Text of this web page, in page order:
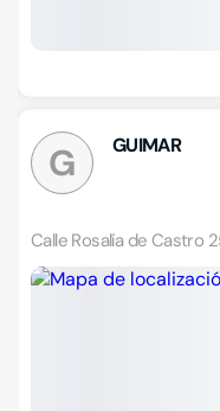
G GUIMAR
Calle Rosalía de Castro